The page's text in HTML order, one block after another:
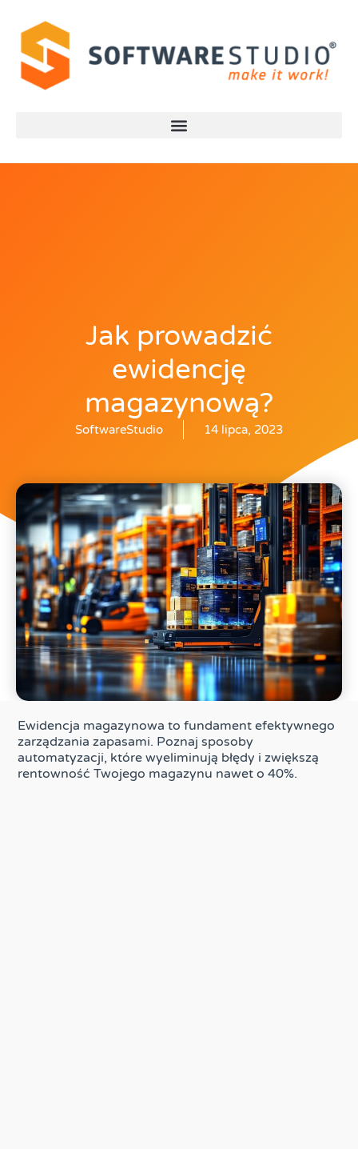
Jak prowadzić
ewidencję
magazynową?
SoftwareStudio 14 lipca, 2023
Ewidencja magazynowa to fundament efektywnego
zarządzania zapasami. Poznaj sposoby
automatyzacji, które wyeliminują błędy i zwiększą
rentowność Twojego magazynu nawet o 40%.